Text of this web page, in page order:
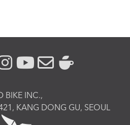
BIKE INC.,
KANG DONG GU, SEOUL